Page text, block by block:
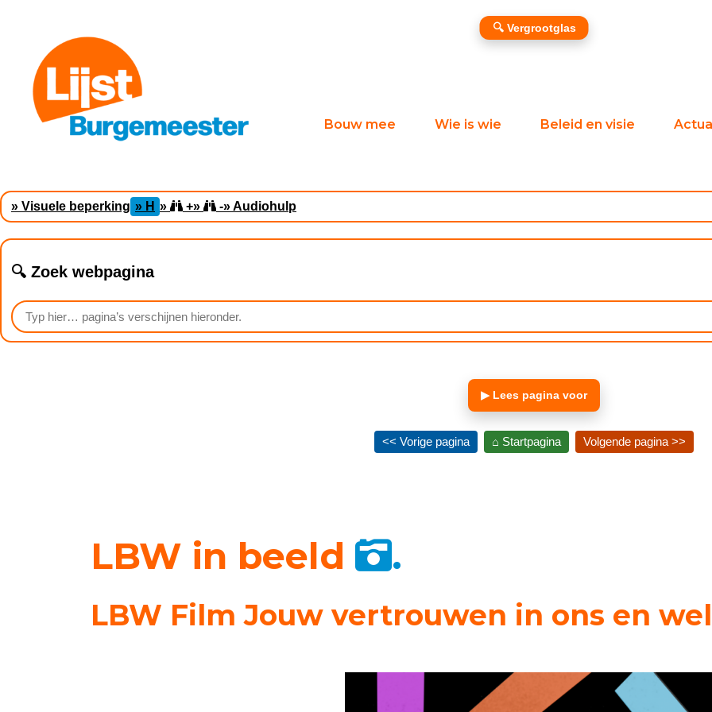
Bouw mee Wie is wie Beleid en visie
» Visuele beperking » H » +» -» Audiohulp
🔍 Zoek webpagina
▶ Lees pagina voor
🔍 Vergrootglas
<< Vorige pagina ⌂ Startpagina Volgende pagina >>
LBW in beeld .
LBW Film Jouw vertrouwen in ons en